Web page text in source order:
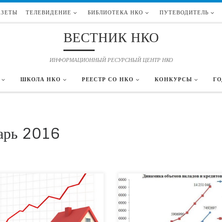
ТЕЛЕВИДЕНИЕ БИБЛИОТЕКА НКО ПУТЕВОДИТЕЛЬ
ВЕСТНИК НКО
ИНФОРМАЦИОННЫЙ РЕСУРСНЫЙ ЦЕНТР НКО
ШКОЛА НКО РЕЕСТР СО НКО КОНКУРСЫ
2016
– выгодная
В период нестабильности курсов
отзыва лицензий у неблагонадежных
Сберечь нельзя потратить? По данным
Росстата, среднедушевой доход
2013 году составил 25 647 рублей в